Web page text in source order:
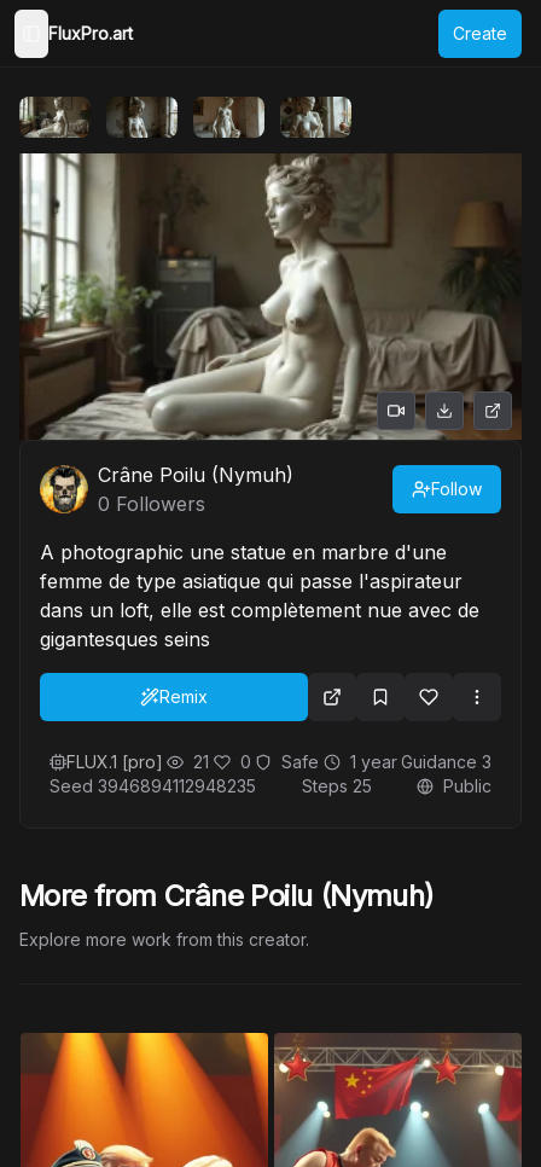
Toggle Sidebar
FluxPro.art Create
Crâne Poilu (Nymuh)
0 Followers
Follow
A photographic une statue en marbre d'une
femme de type asiatique qui passe l'aspirateur
dans un loft, elle est complètement nue avec de
gigantesques seins
Remix
FLUX.1 [pro] 21 0 Safe 1 year Guidance 3
Seed 3946894112948235 Steps 25 Public
More from Crâne Poilu (Nymuh)
Explore more work from this creator.